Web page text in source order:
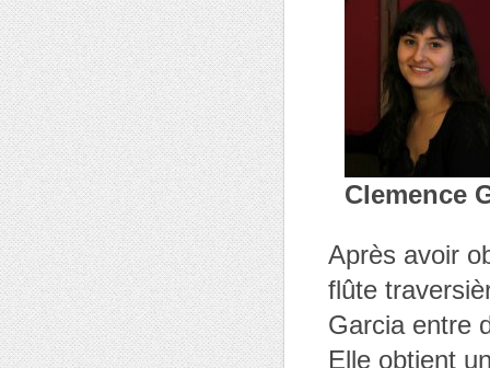
Clemence
Après avoir
flûte
Garcia entre
Elle obtient